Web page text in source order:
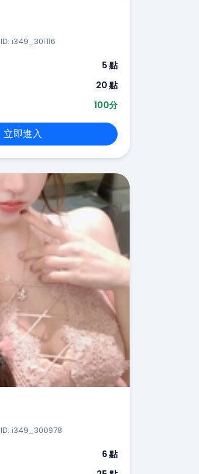
ID: i349_301116
5 點
20 點
100分
立即進入
ID: i349_300978
6 點